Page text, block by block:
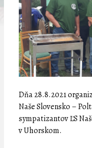
Dňa 28.8.2021
Naše Slovensko –
sympatizantov ĽS
v Uhorskom.